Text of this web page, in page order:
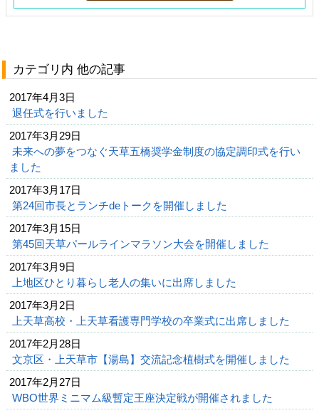
カテゴリ内 他の記事
2017年4月3日
退任式を行いました
2017年3月29日
未来への夢をつなぐ天草五橋奨学金制度の協定調印式を行い
ました
2017年3月17日
第24回市長とランチdeトークを開催しました
2017年3月15日
第45回天草パールラインマラソン大会を開催しました
2017年3月9日
上地区ひとり暮らし老人の集いに出席しました
2017年3月2日
上天草高校・上天草看護専門学校の卒業式に出席しました
2017年2月28日
文京区・上天草市【湯島】交流記念植樹式を開催しました
2017年2月27日
WBO世界ミニマム級暫定王座決定戦が開催されました